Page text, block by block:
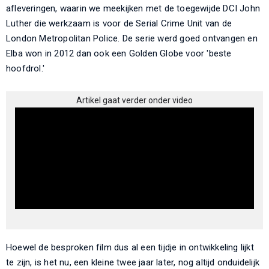
afleveringen, waarin we meekijken met de toegewijde DCI John
Luther die werkzaam is voor de Serial Crime Unit van de
London Metropolitan Police. De serie werd goed ontvangen en
Elba won in 2012 dan ook een Golden Globe voor 'beste
hoofdrol.'
Artikel gaat verder onder video
Hoewel de besproken film dus al een tijdje in ontwikkeling lijkt
te zijn, is het nu, een kleine twee jaar later, nog altijd onduidelijk